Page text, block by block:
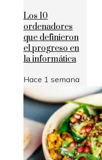
Los 10
ordenadores
que definieron
el progreso en
la informática
Hace 1 semana